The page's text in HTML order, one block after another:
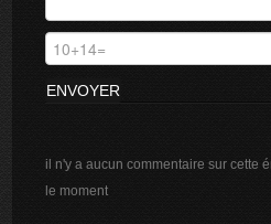
il n'y a aucun commentaire sur cette
le moment